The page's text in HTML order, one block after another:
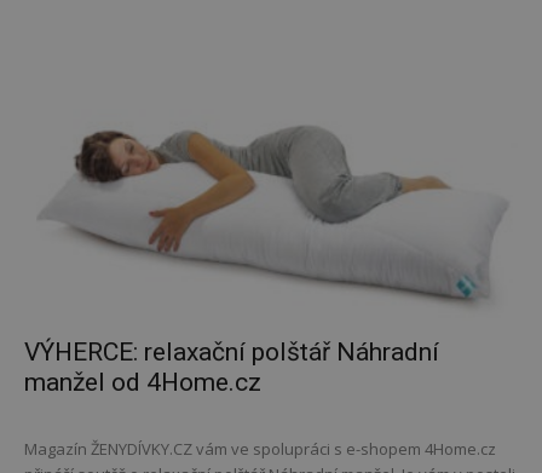
VÝHERCE: relaxační polštář Náhradní
manžel od 4Home.cz
Magazín ŽENYDÍVKY.CZ vám ve spolupráci s e-shopem 4Home.cz